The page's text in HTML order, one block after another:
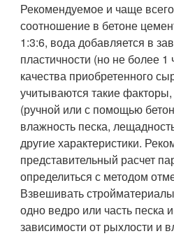
Рекомендуемое и чаще
соотношение в бетоне
1:3:6, вода добавляется в
пластичности (но не более 1
качества приобретенного
учитываются такие
(ручной или с помощью
влажность песка,
другие характеристики.
представительный расчет
определиться с методом
Взвешивать
одно ведро или часть песка
зависимости от рыхлости и